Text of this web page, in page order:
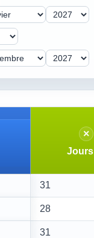
×
Jours
31
28
31